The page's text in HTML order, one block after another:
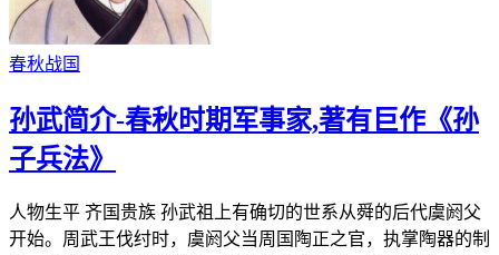
春秋战国
孙武简介-春秋时期军事家,著有巨作《孙
子兵法》
人物生平 齐国贵族 孙武祖上有确切的世系从舜的后代虞阏父
开始。周武王伐纣时，虞阏父当周国陶正之官，执掌陶器的制